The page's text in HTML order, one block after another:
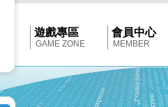
Softstar
遊戲專區
GAME ZONE
會員中心
MEMBER